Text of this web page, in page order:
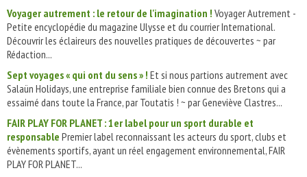
Voyager autrement : le retour de l'imagination ! Voyager Autrement -
Petite encyclopédie du magazine Ulysse et du courrier International.
Découvrir les éclaireurs des nouvelles pratiques de découvertes ~ par
Rédaction...
Sept voyages « qui ont du sens » ! Et si nous partions autrement avec
Salaün Holidays, une entreprise familiale bien connue des Bretons qui a
essaimé dans toute la France, par Toutatis ! ~ par Geneviève Clastres...
FAIR PLAY FOR PLANET : 1er label pour un sport durable et
responsable Premier label reconnaissant les acteurs du sport, clubs et
évènements sportifs, ayant un réel engagement environnemental, FAIR
PLAY FOR PLANET...